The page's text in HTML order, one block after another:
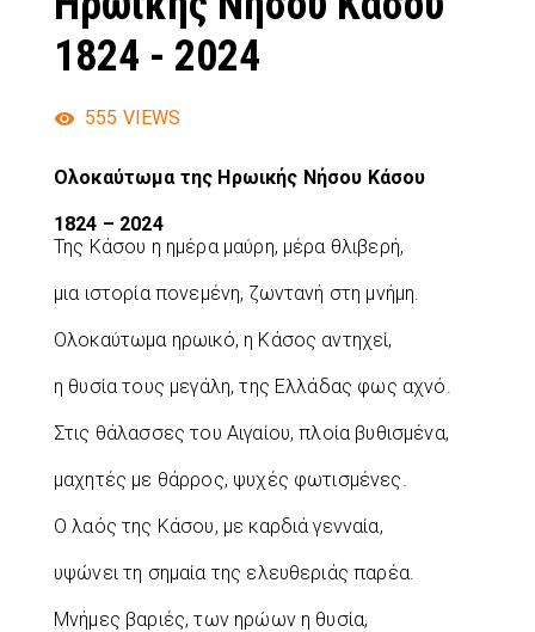
1824 - 2024
555 VIEWS
Ολοκαύτωμα της Ηρωικής Νήσου Κάσου
1824 – 2024
Της Κάσου η ημέρα μαύρη, μέρα θλιβερή,
μια ιστορία πονεμένη, ζωντανή στη μνήμη.
Ολοκαύτωμα ηρωικό, η Κάσος αντηχεί,
η θυσία τους μεγάλη, της Ελλάδας φως αχνό.
Στις θάλασσες του Αιγαίου, πλοία βυθισμένα,
μαχητές με θάρρος, ψυχές φωτισμένες.
Ο λαός της Κάσου, με καρδιά γενναία,
υψώνει τη σημαία της ελευθεριάς παρέα.
Μνήμες βαριές, των ηρώων η θυσία,